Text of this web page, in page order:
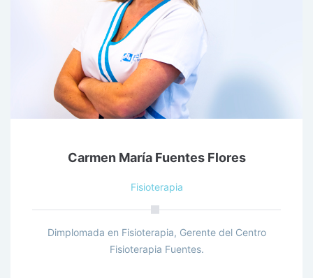
Carmen María Fuentes Flores
Fisioterapia
Dimplomada en Fisioterapia, Gerente del Centro
Fisioterapia Fuentes.